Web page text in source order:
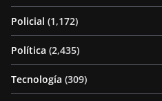
Policial (1,172)
Política (2,435)
Tecnología (309)